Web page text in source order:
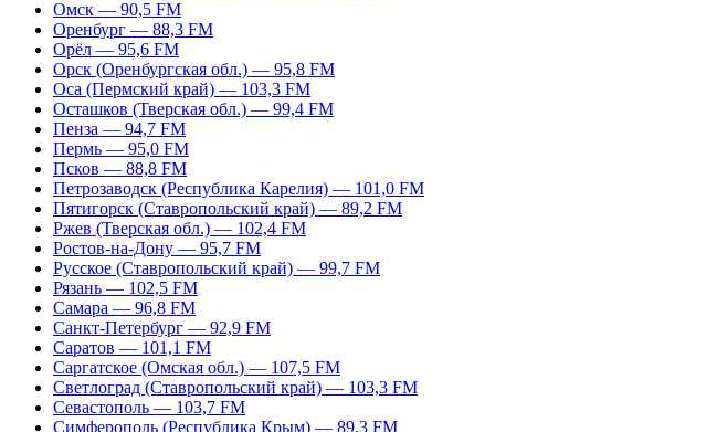
Омск — 90,5 FM
Оренбург — 88,3 FM
Орёл — 95,6 FM
Орск (Оренбургская обл.) — 95,8 FM
Оса (Пермский край) — 103,3 FM
Осташков (Тверская обл.) — 99,4 FM
Пенза — 94,7 FM
Пермь — 95,0 FM
Псков — 88,8 FM
Петрозаводск (Республика Карелия) — 101,0 FM
Пятигорск (Ставропольский край) — 89,2 FM
Ржев (Тверская обл.) — 102,4 FM
Ростов-на-Дону — 95,7 FM
Русское (Ставропольский край) — 99,7 FM
Рязань — 102,5 FM
Самара — 96,8 FM
Санкт-Петербург — 92,9 FM
Саратов — 101,1 FM
Саргатское (Омская обл.) — 107,5 FM
Светлоград (Ставропольский край) — 103,3 FM
Севастополь — 103,7 FM
Симферополь (Республика Крым) — 89,3 FM